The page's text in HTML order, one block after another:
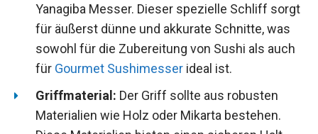
Yanagiba Messer. Dieser spezielle Schliff sorgt
für äußerst dünne und akkurate Schnitte, was
sowohl für die Zubereitung von Sushi als auch
für Gourmet Sushimesser ideal ist.
Griffmaterial: Der Griff sollte aus robusten
Materialien wie Holz oder Mikarta bestehen.